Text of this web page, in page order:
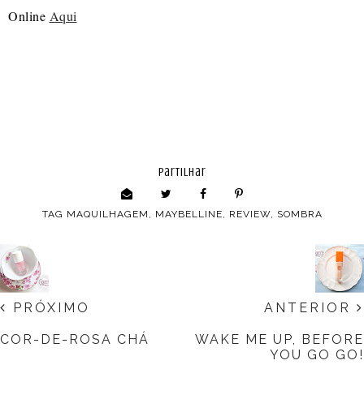
Online Aqui
partilhar
TAG MAQUILHAGEM MAYBELLINE REVIEW, SOMBRA
ANTERIOR
WAKE ME UP, BEFORE
YOU GO GO!
PRÓXIMO
COR-DE-ROSA CHÁ